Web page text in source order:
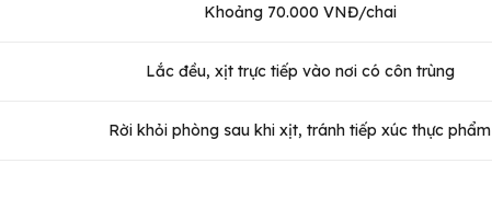
Khoảng 70.000 VNĐ/chai
Lắc đều, xịt trực tiếp vào nơi có côn trùng
Rời khỏi phòng sau khi xịt, tránh tiếp xúc thực phẩm